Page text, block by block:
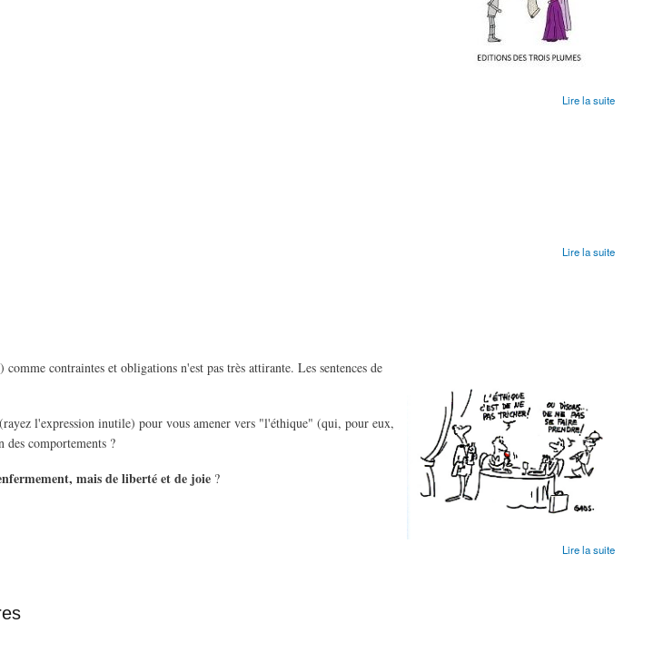
Lire la suite
Lire la suite
contraintes et obligations n'est pas très attirante. Les sentences de
l'expression inutile) pour vous amener vers "l'éthique" (qui, pour eux,
comportements ?
mais de liberté et de joie ?
Lire la suite